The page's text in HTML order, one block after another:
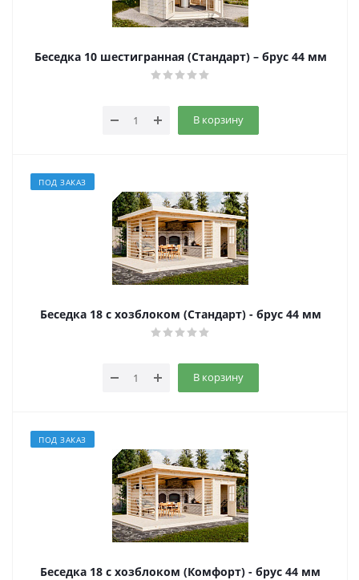
Беседка 10 шестигранная (Стандарт) – брус 44 мм
В корзину
ПОД ЗАКАЗ
Беседка 18 с хозблоком (Стандарт) - брус 44 мм
В корзину
ПОД ЗАКАЗ
Беседка 18 с хозблоком (Комфорт) - брус 44 мм